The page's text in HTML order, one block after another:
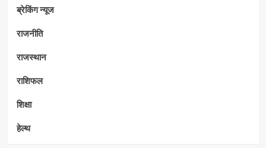
ब्रेकिंग न्यूज
राजनीति
राजस्थान
राशिफल
शिक्षा
हेल्थ